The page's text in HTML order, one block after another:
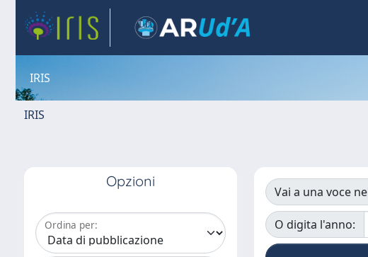
IRIS
IRIS
Opzioni
Ordina per:
Vai a una voce
O digita l'anno: